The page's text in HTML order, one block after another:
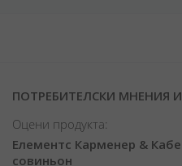
ПОТРЕБИТЕЛСКИ МНЕНИЯ
Оцени продукта:
Елементс Карменер &
совиньон